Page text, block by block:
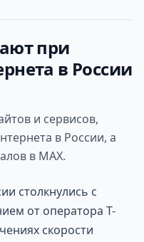
при
в России
и сервисов,
в России, а
в MAX.
столкнулись с
от оператора Т-
скорости